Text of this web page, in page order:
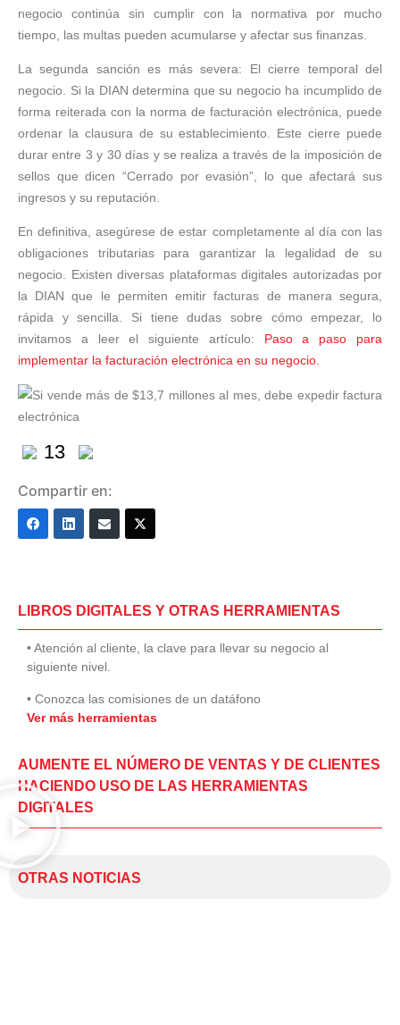
negocio continúa sin cumplir con la normativa por mucho
tiempo, las multas pueden acumularse y afectar sus finanzas.
La segunda sanción es más severa: El cierre temporal del
negocio. Si la DIAN determina que su negocio ha incumplido de
forma reiterada con la norma de facturación electrónica, puede
ordenar la clausura de su establecimiento. Este cierre puede
durar entre 3 y 30 días y se realiza a través de la imposición de
sellos que dicen “Cerrado por evasión”, lo que afectará sus
ingresos y su reputación.
En definitiva, asegúrese de estar completamente al día con las
obligaciones tributarias para garantizar la legalidad de su
negocio. Existen diversas plataformas digitales autorizadas por
la DIAN que le permiten emitir facturas de manera segura,
rápida y sencilla. Si tiene dudas sobre cómo empezar, lo
invitamos a leer el siguiente artículo: Paso a paso para
implementar la facturación electrónica en su negocio.
13
Compartir en:
LIBROS DIGITALES Y OTRAS HERRAMIENTAS
• Atención al cliente, la clave para llevar su negocio al
siguiente nivel.
• Conozca las comisiones de un datáfono
Ver más herramientas
AUMENTE EL NÚMERO DE VENTAS Y DE CLIENTES
HACIENDO USO DE LAS HERRAMIENTAS
DIGITALES
OTRAS NOTICIAS